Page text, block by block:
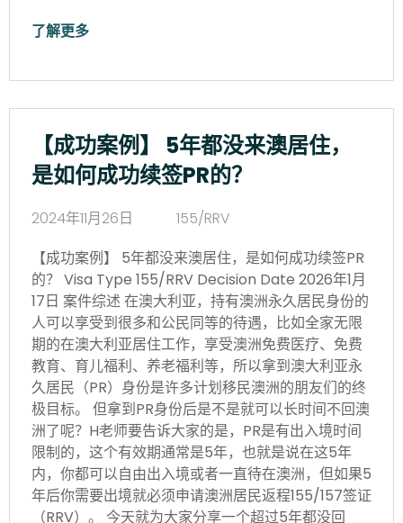
了解更多
【成功案例】 5年都没来澳居住，
是如何成功续签PR的？
2024年11月26日
155/RRV
【成功案例】 5年都没来澳居住，是如何成功续签PR
的？ Visa Type 155/RRV Decision Date 2026年1月
17日 案件综述 在澳大利亚，持有澳洲永久居民身份的
人可以享受到很多和公民同等的待遇，比如全家无限
期的在澳大利亚居住工作，享受澳洲免费医疗、免费
教育、育儿福利、养老福利等，所以拿到澳大利亚永
久居民（PR）身份是许多计划移民澳洲的朋友们的终
极目标。 但拿到PR身份后是不是就可以长时间不回澳
洲了呢？H老师要告诉大家的是，PR是有出入境时间
限制的，这个有效期通常是5年，也就是说在这5年
内，你都可以自由出入境或者一直待在澳洲，但如果5
年后你需要出境就必须申请澳洲居民返程155/157签证
（RRV）。 今天就为大家分享一个超过5年都没回